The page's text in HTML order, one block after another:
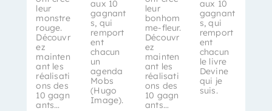
leur
monstre
rouge.
Découvr
ez
mainten
ant les
réalisati
ons des
10 gagn
ants…
aux 10
gagnant
s, qui
remport
ent
chacun
un
agenda
Mobs
(Hugo
Image).
leur
bonhom
me-fleur.
Découvr
ez
mainten
ant les
réalisati
ons des
10 gagn
ants…
aux 10
gagnant
s, qui
remport
ent
chacun
le livre
Devine
qui je
suis.